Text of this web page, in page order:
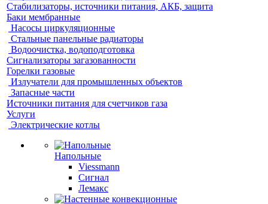
Стабилизаторы, источники питания, АКБ, защита
Баки мембранные
Насосы циркуляционные
Стальные панельные радиаторы
Водоочистка, водоподготовка
Сигнализаторы загазованности
Горелки газовые
Излучатели для промышленных объектов
Запасные части
Источники питания для счетчиков газа
Услуги
Электрические котлы
Напольные
Viessmann
Сигнал
Лемакс